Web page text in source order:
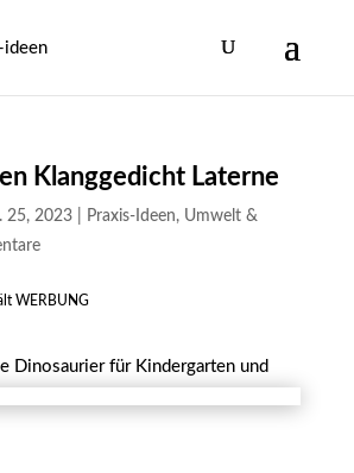
Klanggedicht Laterne
25, 2023| Praxis-Ideen, Umwelt &
WERBUNG